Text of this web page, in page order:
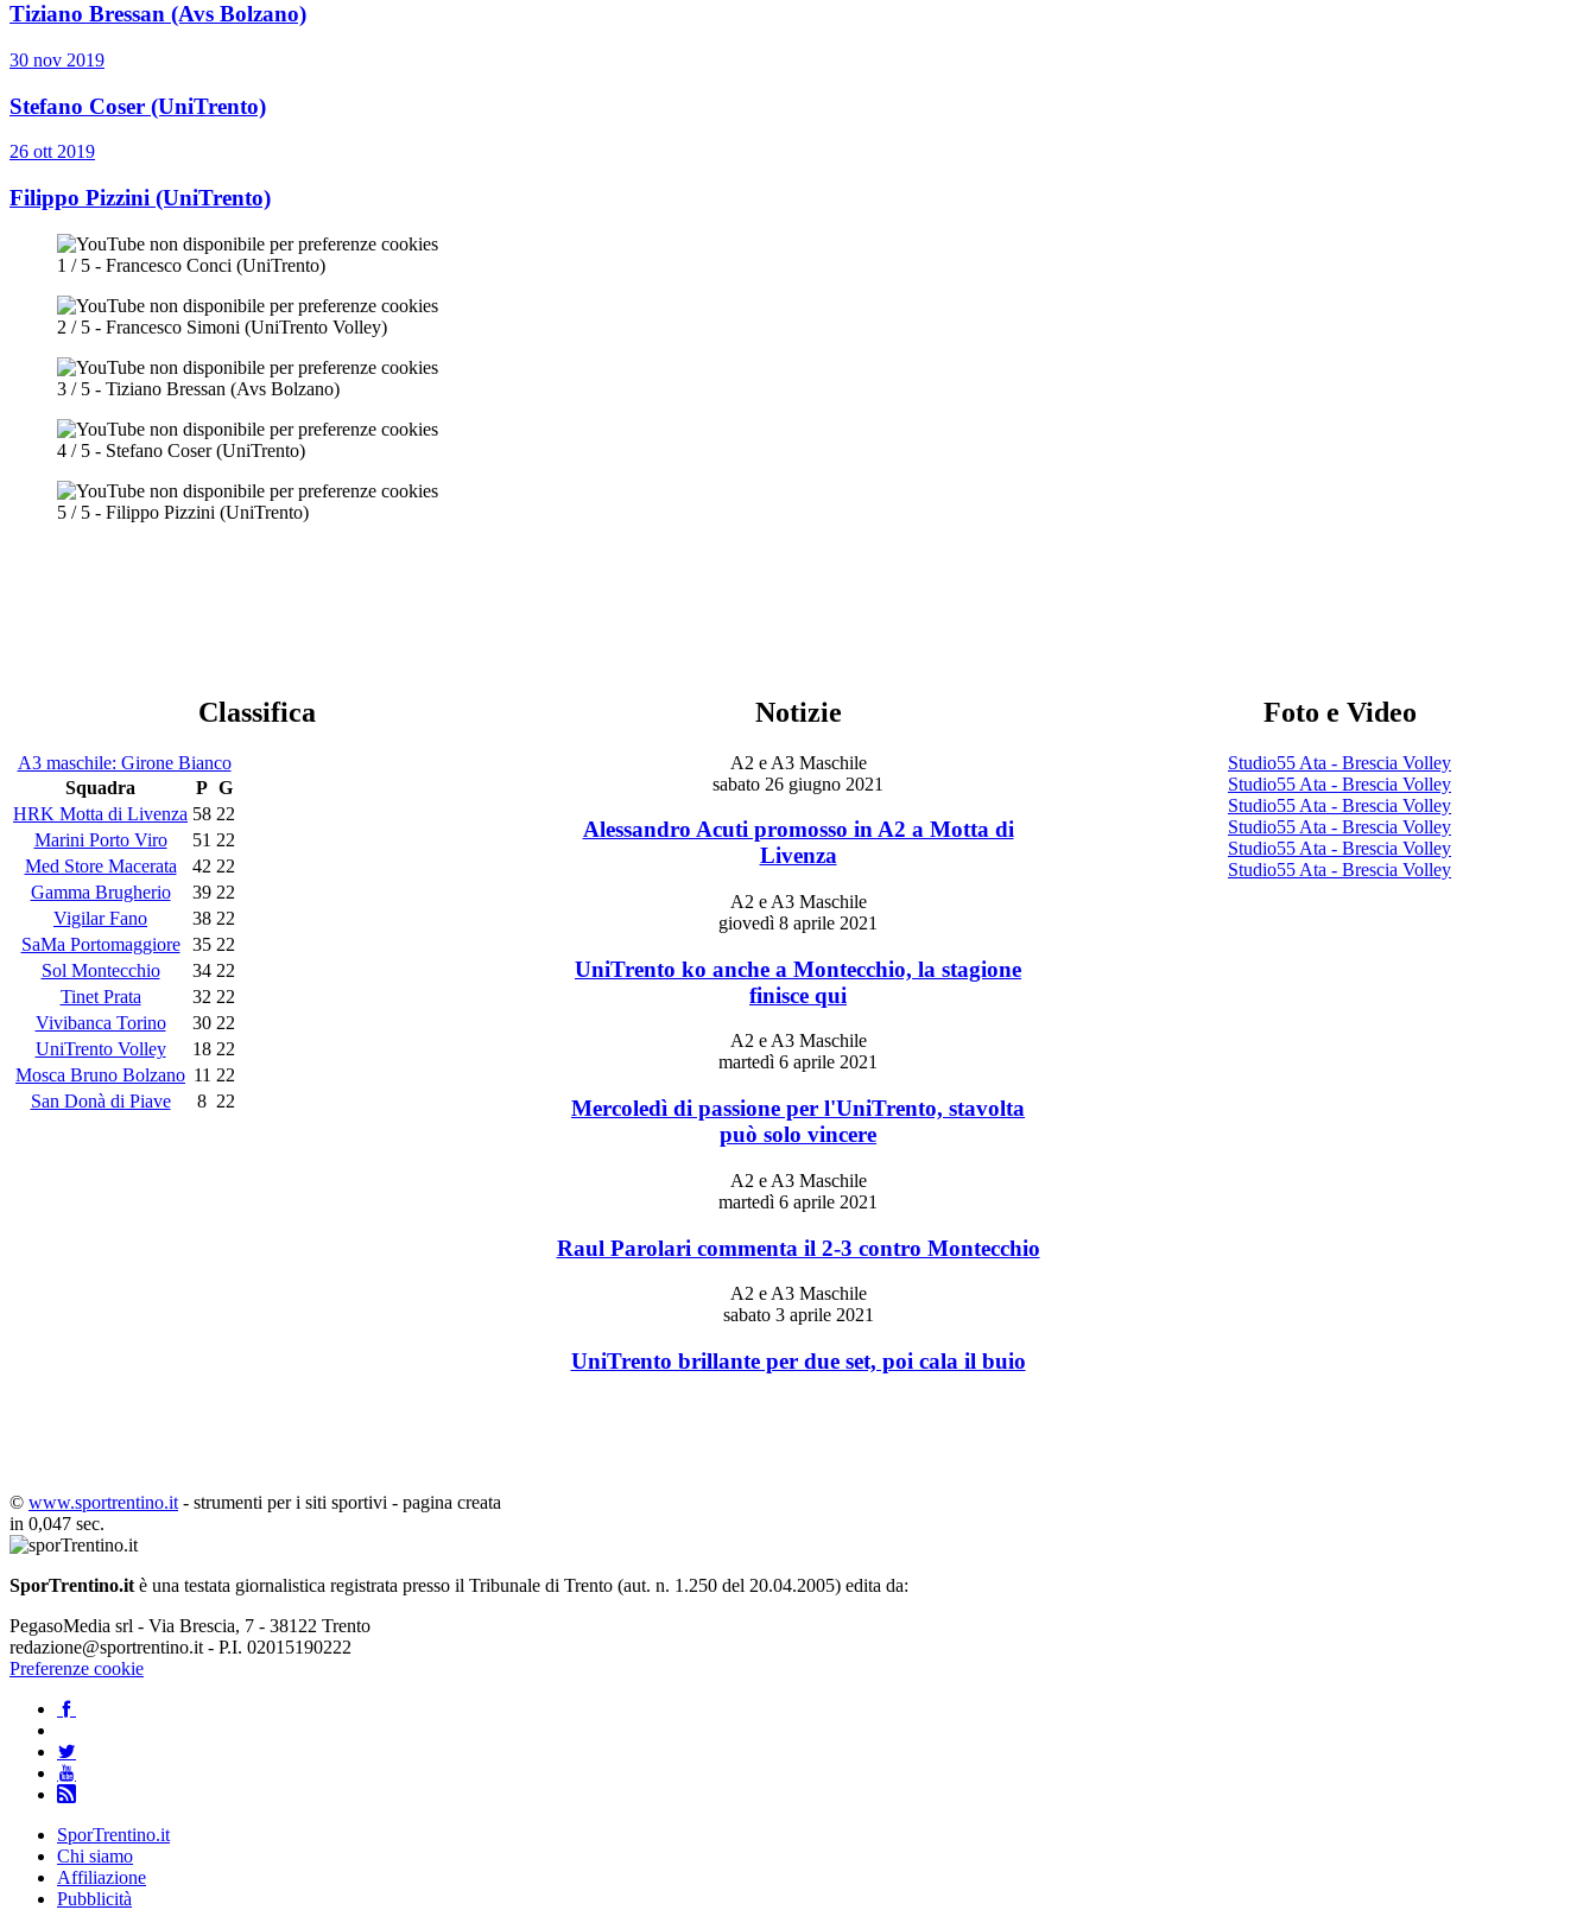
Tiziano Bressan (Avs Bolzano)
30 nov 2019
Stefano Coser (UniTrento)
26 ott 2019
Filippo Pizzini (UniTrento)
1 / 5 - Francesco Conci (UniTrento)
2 / 5 - Francesco Simoni (UniTrento Volley)
3 / 5 - Tiziano Bressan (Avs Bolzano)
4 / 5 - Stefano Coser (UniTrento)
5 / 5 - Filippo Pizzini (UniTrento)
© www.sportrentino.it - strumenti per i siti sportivi - pagina creata
in 0,047 sec.
Classifica
A3 maschile: Girone Bianco
Squadra
P G
HRK Motta di Livenza 58 22
Marini Porto Viro
51 22
Med Store Macerata
42 22
Gamma Brugherio
39 22
Vigilar Fano
38 22
SaMa Portomaggiore
35 22
Sol Montecchio
34 22
Tinet Prata
32 22
Vivibanca Torino
30 22
UniTrento Volley
18 22
Mosca Bruno Bolzano 11 22
San Donà di Piave
8 22
Notizie
A2 e A3 Maschile
sabato 26 giugno 2021
Alessandro Acuti promosso in A2 a Motta di
Livenza
A2 e A3 Maschile
giovedì 8 aprile 2021
UniTrento ko anche a Montecchio, la stagione
finisce qui
A2 e A3 Maschile
martedì 6 aprile 2021
Mercoledì di passione per l'UniTrento, stavolta
può solo vincere
A2 e A3 Maschile
martedì 6 aprile 2021
Raul Parolari commenta il 2-3 contro Montecchio
A2 e A3 Maschile
sabato 3 aprile 2021
UniTrento brillante per due set, poi cala il buio
Foto e Video
Studio55 Ata - Brescia Volley
Studio55 Ata - Brescia Volley
Studio55 Ata - Brescia Volley
Studio55 Ata - Brescia Volley
Studio55 Ata - Brescia Volley
Studio55 Ata - Brescia Volley
SporTrentino.it è una testata giornalistica registrata presso il Tribunale di Trento (aut. n. 1.250 del 20.04.2005) edita da:
PegasoMedia srl - Via Brescia, 7 - 38122 Trento
redazione@sportrentino.it - P.I. 02015190222
Preferenze cookie
SporTrentino.it
Chi siamo
Affiliazione
Pubblicità